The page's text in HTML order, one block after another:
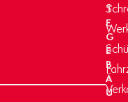
T
E
G
E
B
Ä
U